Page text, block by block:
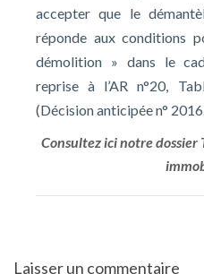
accepter que le
réponde aux conditions
démolition » dans le
reprise à l’AR n°20,
(Décision anticipée n°
Consultez ici notre dossier
Laisser un commentaire